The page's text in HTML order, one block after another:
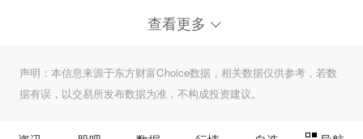
查看更多
声明：本信息来源于东方财富Choice数据，相关数据仅供参考，若数
据有误，以交易所发布数据为准，不构成投资建议。